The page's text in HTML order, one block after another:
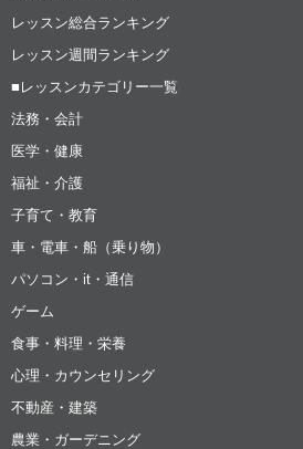
レッスン総合ランキング
レッスン週間ランキング
■レッスンカテゴリー一覧
法務・会計
医学・健康
福祉・介護
子育て・教育
車・電車・船（乗り物）
パソコン・it・通信
ゲーム
食事・料理・栄養
心理・カウンセリング
不動産・建築
農業・ガーデニング